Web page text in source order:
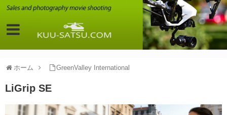
ホーム GreenValley International
LiGrip SE